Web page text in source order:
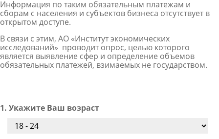
Информация по таким обязательным платежам и
сборам с населения и субъектов бизнеса отсутствует в
открытом доступе.
В связи с этим, АО «Институт экономических
исследований» проводит опрос, целью которого
является выявление сфер и определение объемов
обязательных платежей, взимаемых не государством.
1. Укажите Ваш возраст